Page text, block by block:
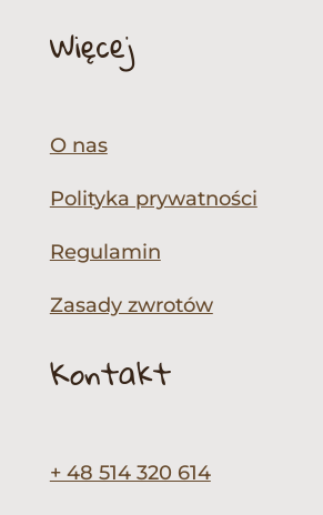
Więcej
O nas
Polityka prywatności
Regulamin
Zasady zwrotów
Kontakt
+ 48 514 320 614